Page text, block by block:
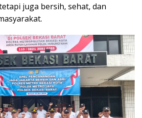
juga bersih, sehat, dan